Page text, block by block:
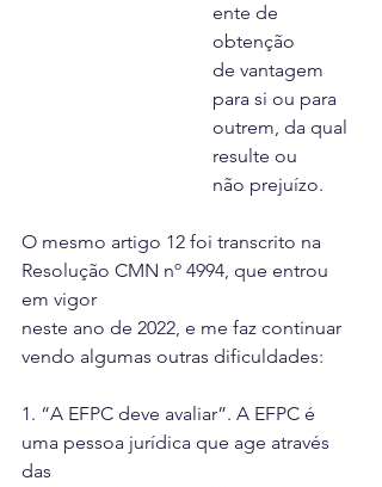
ente de
obtenção
de vantagem
para si ou para
outrem, da qual
resulte ou
não prejuízo.
O mesmo artigo 12 foi transcrito na
Resolução CMN nº 4994, que entrou
em vigor
neste ano de 2022, e me faz continuar
vendo algumas outras dificuldades:
1. “A EFPC deve avaliar”. A EFPC é
uma pessoa jurídica que age através
das